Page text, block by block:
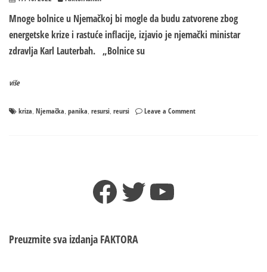
Mnoge bolnice u Njemačkoj bi mogle da budu zatvorene zbog
energetske krize i rastuće inflacije, izjavio je njemački ministar
zdravlja Karl Lauterbah. „Bolnice su
više
kriza, Njemačka, panika, resursi, reursi Leave a Commenton
Facebook
TwitterYouTube
Preuzmite sva izdanja FAKTORA